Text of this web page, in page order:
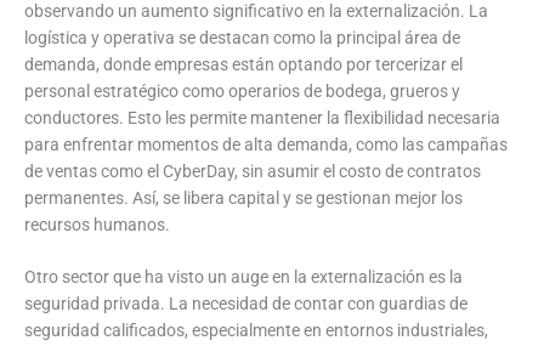
observando un aumento significativo en la externalización. La
logística y operativa se destacan como la principal área de
demanda, donde empresas están optando por tercerizar el
personal estratégico como operarios de bodega, grueros y
conductores. Esto les permite mantener la flexibilidad necesaria
para enfrentar momentos de alta demanda, como las campañas
de ventas como el CyberDay, sin asumir el costo de contratos
permanentes. Así, se libera capital y se gestionan mejor los
recursos humanos.
Otro sector que ha visto un auge en la externalización es la
seguridad privada. La necesidad de contar con guardias de
seguridad calificados, especialmente en entornos industriales,